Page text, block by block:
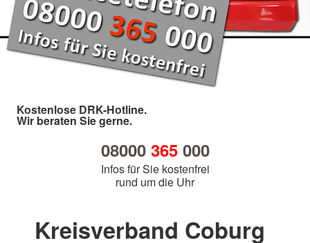
Kostenlose DRK-Hotline.
Wir beraten Sie gerne.
08000 365000
Infos für Sie kostenfrei
rund um die Uhr
Kreisverband Coburg